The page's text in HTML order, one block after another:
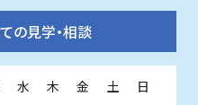
の見学・相談
水 木 金 土 日